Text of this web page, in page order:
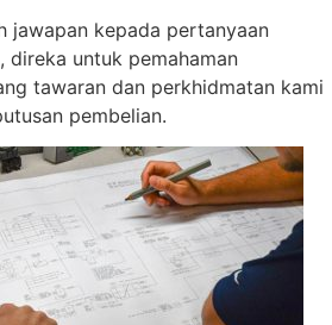
jawapan kepada pertanyaan
direka untuk pemahaman
tawaran dan perkhidmatan kami
pembelian.